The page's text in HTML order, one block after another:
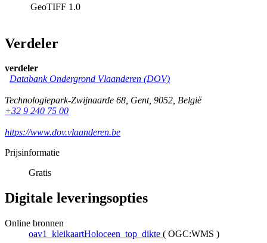
GeoTIFF 1.0
Verdeler
verdeler
Databank Ondergrond Vlaanderen (DOV)
Technologiepark-Zwijnaarde 68, Gent, 9052, België
+32 9 240 75 00
https://www.dov.vlaanderen.be
Prijsinformatie
Gratis
Digitale leveringsopties
Online bronnen
oav1_kleikaartHoloceen_top_dikte ( OGC:WMS )